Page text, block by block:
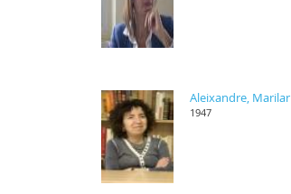
Aleixandre, Marilar
1947